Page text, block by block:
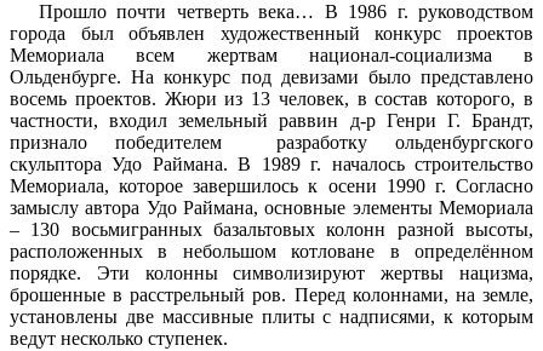
Прошло почти четверть века… В 1986 г. руководством
города был объявлен художественный конкурс проектов
Мемориала всем жертвам национал-социализма в
Ольденбурге. На конкурс под девизами было представлено
восемь проектов. Жюри из 13 человек, в состав которого, в
частности, входил земельный раввин д-р Генри Г. Брандт,
признало победителем разработку ольденбургского
скульптора Удо Раймана. В 1989 г. началось строительство
Мемориала, которое завершилось к осени 1990 г. Согласно
замыслу автора Удо Раймана, основные элементы Мемориала
– 130 восьмигранных базальтовых колонн разной высоты,
расположенных в небольшом котловане в определённом
порядке. Эти колонны символизируют жертвы нацизма,
брошенные в расстрельный ров. Перед колоннами, на земле,
установлены две массивные плиты с надписями, к которым
ведут несколько ступенек.